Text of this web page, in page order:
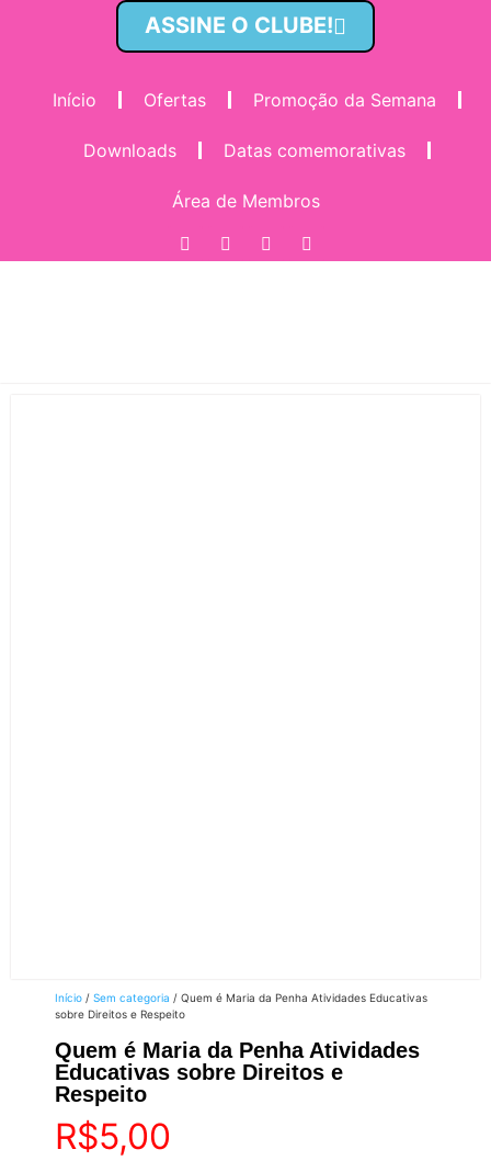
ASSINE O CLUBE!
Início Ofertas Promoção da Semana
Downloads Datas comemorativas
Área de Membros
Início / Sem categoria / Quem é Maria da Penha Atividades Educativas
sobre Direitos e Respeito
Quem é Maria da Penha Atividades
Educativas sobre Direitos e
Respeito
R$5,00